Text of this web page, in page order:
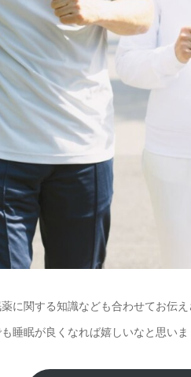
に関する知識なども合わせてお伝
睡眠が良くなれば嬉しいなと思いま